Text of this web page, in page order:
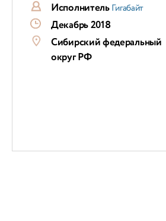
ИсполнительГигабайт
Декабрь 2018
Сибирский федеральный
округ РФ